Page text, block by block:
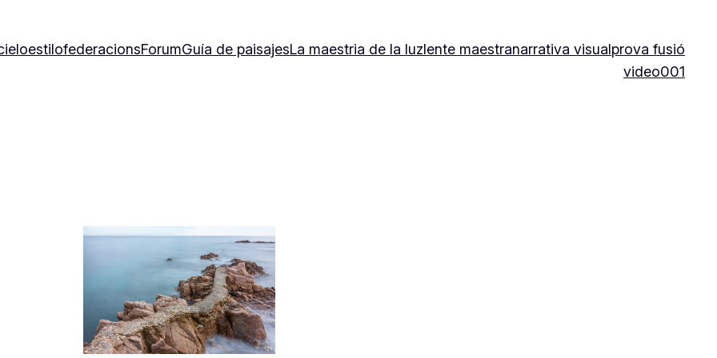
estilofederacionsForumGuía de paisajesLa maestria de la luzlente maestranarrativa visualprova fusió
video001